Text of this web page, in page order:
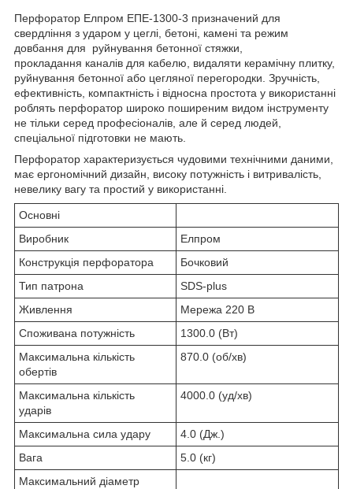
Перфоратор Елпром ЕПЕ-1300-3 призначений для
свердління з ударом у цеглі, бетоні, камені та режим
довбання для руйнування бетонної стяжки,
прокладання каналів для кабелю, видаляти керамічну плитку,
руйнування бетонної або цегляної перегородки. Зручність,
ефективність, компактність і відносна простота у використанні
роблять перфоратор широко поширеним видом інструменту
не тільки серед професіоналів, але й серед людей,
спеціальної підготовки не мають.
Перфоратор характеризується чудовими технічними даними,
має ергономічний дизайн, високу потужність і витривалість,
невелику вагу та простий у використанні.
Основні
Виробник
Елпром
Конструкція перфоратора
Бочковий
Тип патрона
SDS-plus
Живлення
Мережа 220 В
Споживана потужність
1300.0 (Вт)
Максимальна кількість
обертів
870.0 (об/хв)
Максимальна кількість
ударів
4000.0 (уд/хв)
Максимальна сила удару
4.0 (Дж.)
Вага
5.0 (кг)
Максимальний діаметр